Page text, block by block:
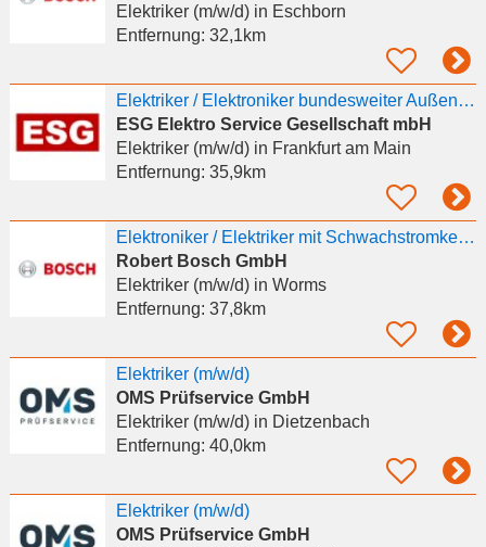
Elektriker (m/w/d)in Eschborn
Entfernung: 32,1km
Elektriker / Elektroniker bundesweiter Außendienst DGUV-Prüfservice (m/w/d)
ESG Elektro Service Gesellschaft mbH
Elektriker (m/w/d)in Frankfurt am Main
Entfernung: 35,9km
Elektroniker / Elektriker mit Schwachstromkenntnissen - Gebiet Biblis (w/m/div.)
Robert Bosch GmbH
Elektriker (m/w/d)in Worms
Entfernung: 37,8km
Elektriker (m/w/d)
OMS Prüfservice GmbH
Elektriker (m/w/d)in Dietzenbach
Entfernung: 40,0km
Elektriker (m/w/d)
OMS Prüfservice GmbH